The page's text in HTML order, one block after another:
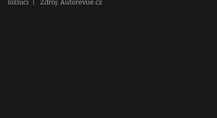
ložnicí
Zdroj: Autorevue.cz